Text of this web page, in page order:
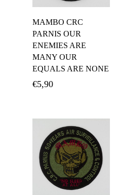
Καλάθι
MAMBO CRC
PARNIS OUR
ENEMIES ARE
MANY OUR
EQUALS ARE NONE
€5,90